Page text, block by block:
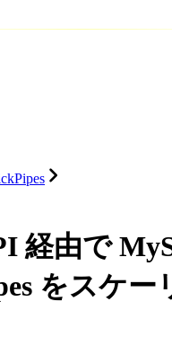
経由で
をスケー